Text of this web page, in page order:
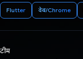
Flutter वेब/Chrome
टीम